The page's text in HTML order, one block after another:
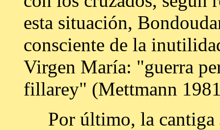
esta situación,
consciente de la
Virgen María: "guerra
fillarey" (Mettmann
Por último, la cantiga